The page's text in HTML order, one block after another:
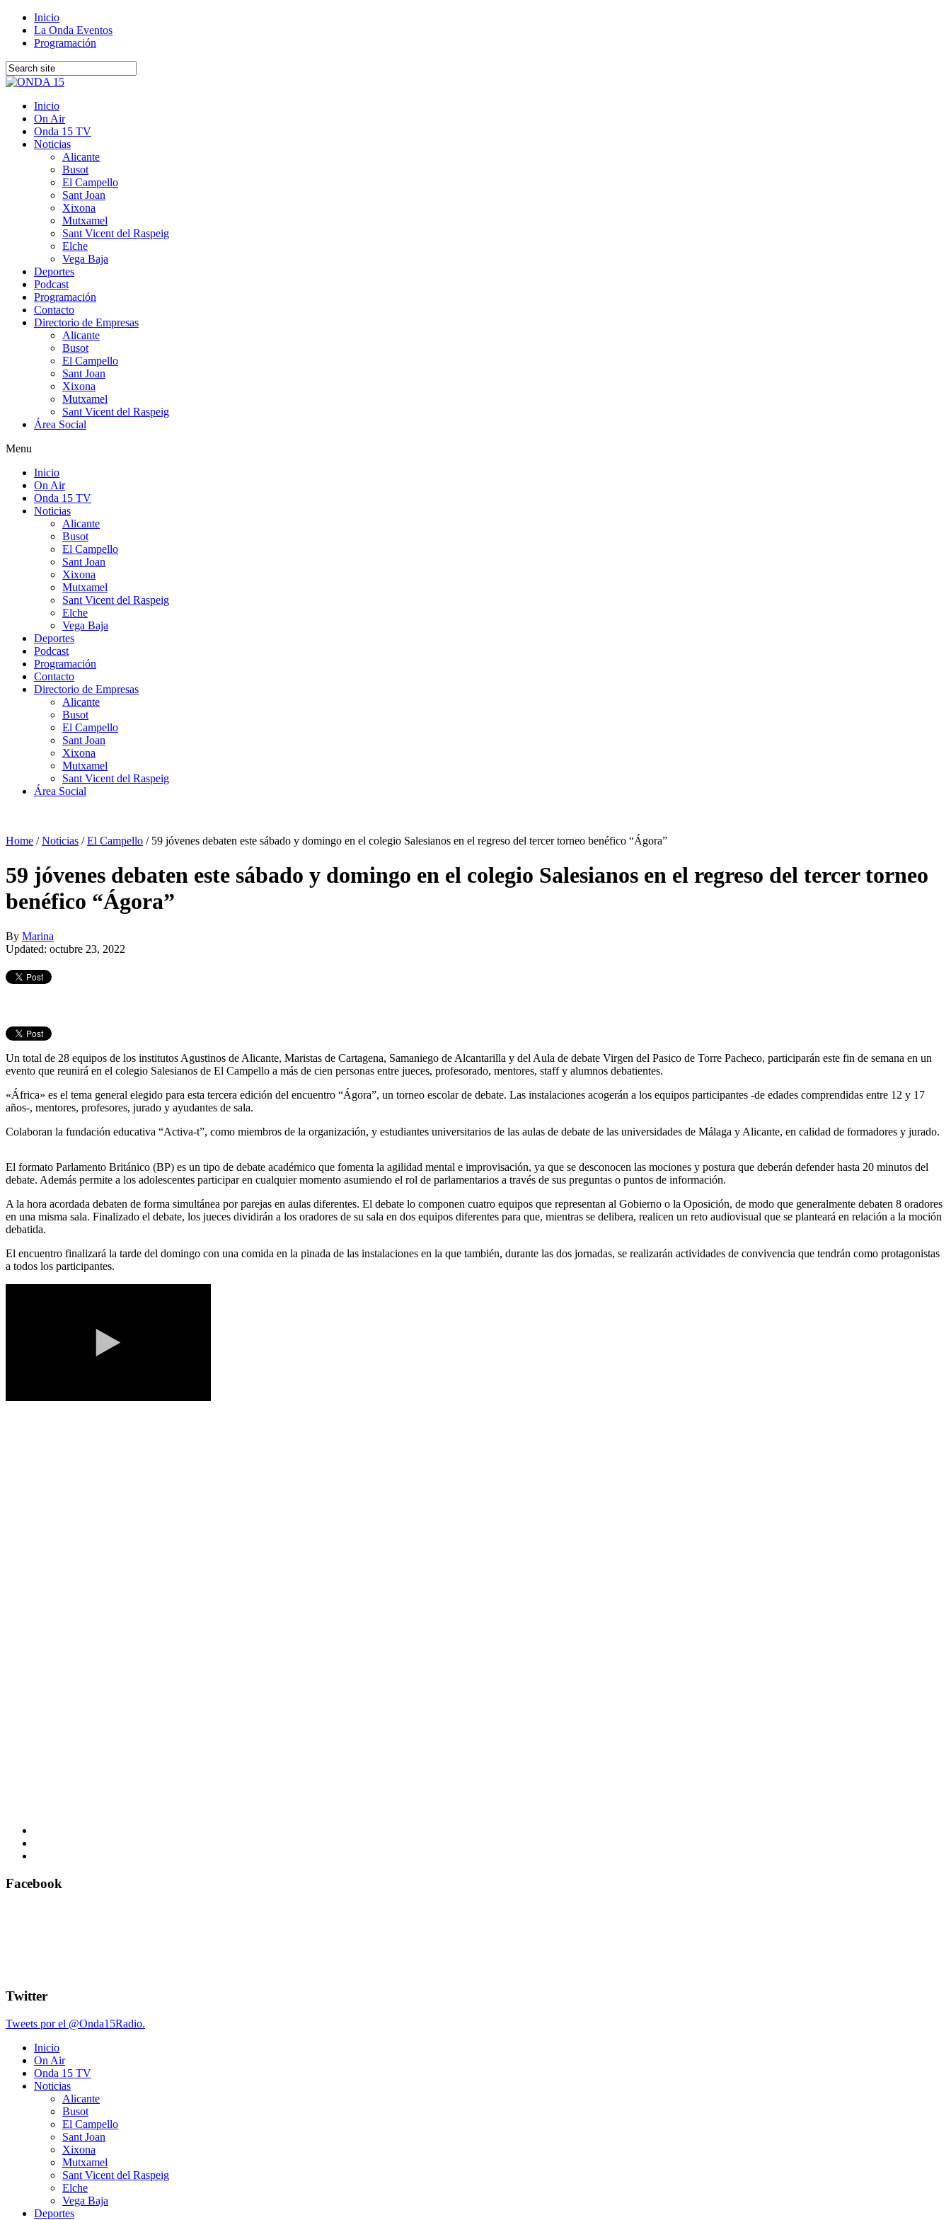
Inicio
La Onda Eventos
Programación
Inicio
On Air
Onda 15 TV
Noticias
Alicante
Busot
El Campello
Sant Joan
Xixona
Mutxamel
Sant Vicent del Raspeig
Elche
Vega Baja
Deportes
Podcast
Programación
Contacto
Directorio de Empresas
Alicante
Busot
El Campello
Sant Joan
Xixona
Mutxamel
Sant Vicent del Raspeig
Área Social
Menu
Inicio
On Air
Onda 15 TV
Noticias
Alicante
Busot
El Campello
Sant Joan
Xixona
Mutxamel
Sant Vicent del Raspeig
Elche
Vega Baja
Deportes
Podcast
Programación
Contacto
Directorio de Empresas
Alicante
Busot
El Campello
Sant Joan
Xixona
Mutxamel
Sant Vicent del Raspeig
Área Social
Home /Noticias /El Campello / 59 jóvenes debaten este sábado y domingo en el colegio Salesianos en el regreso del tercer torneo benéfico “Ágora”
59 jóvenes debaten este sábado y domingo en el colegio Salesianos en el regreso del tercer torneo
benéfico “Ágora”
By Marina
Updated: octubre 23, 2022
Un total de 28 equipos de los institutos Agustinos de Alicante, Maristas de Cartagena, Samaniego de Alcantarilla y del Aula de debate Virgen del Pasico de Torre Pacheco, participarán este fin de semana en un
evento que reunirá en el colegio Salesianos de El Campello a más de cien personas entre jueces, profesorado, mentores, staff y alumnos debatientes.
«África» es el tema general elegido para esta tercera edición del encuentro “Ágora”, un torneo escolar de debate. Las instalaciones acogerán a los equipos participantes -de edades comprendidas entre 12 y 17
años-, mentores, profesores, jurado y ayudantes de sala.
Colaboran la fundación educativa “Activa-t”, como miembros de la organización, y estudiantes universitarios de las aulas de debate de las universidades de Málaga y Alicante, en calidad de formadores y jurado.
El formato Parlamento Británico (BP) es un tipo de debate académico que fomenta la agilidad mental e improvisación, ya que se desconocen las mociones y postura que deberán defender hasta 20 minutos del
debate. Además permite a los adolescentes participar en cualquier momento asumiendo el rol de parlamentarios a través de sus preguntas o puntos de información.
A la hora acordada debaten de forma simultánea por parejas en aulas diferentes. El debate lo componen cuatro equipos que representan al Gobierno o la Oposición, de modo que generalmente debaten 8 oradores
en una misma sala. Finalizado el debate, los jueces dividirán a los oradores de su sala en dos equipos diferentes para que, mientras se delibera, realicen un reto audiovisual que se planteará en relación a la moción
debatida.
El encuentro finalizará la tarde del domingo con una comida en la pinada de las instalaciones en la que también, durante las dos jornadas, se realizarán actividades de convivencia que tendrán como protagonistas
a todos los participantes.
Facebook
Twitter
Tweets por el @Onda15Radio.
Inicio
On Air
Onda 15 TV
Noticias
Alicante
Busot
El Campello
Sant Joan
Xixona
Mutxamel
Sant Vicent del Raspeig
Elche
Vega Baja
Deportes